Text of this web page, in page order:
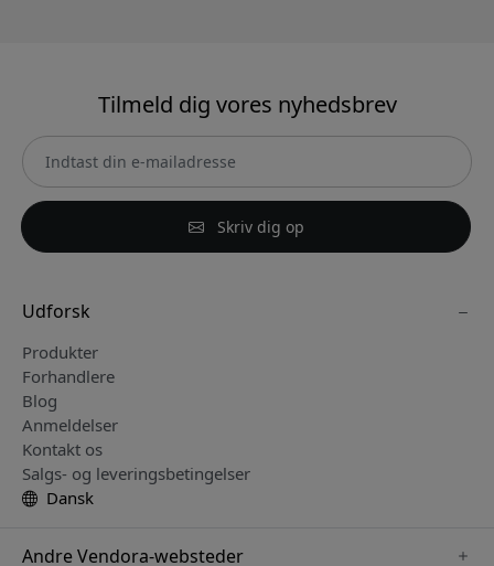
Tilmeld dig vores nyhedsbrev
Skriv dig op
Udforsk
Produkter
Forhandlere
Blog
Anmeldelser
Kontakt os
Salgs- og leveringsbetingelser
Dansk
Andre Vendora-websteder